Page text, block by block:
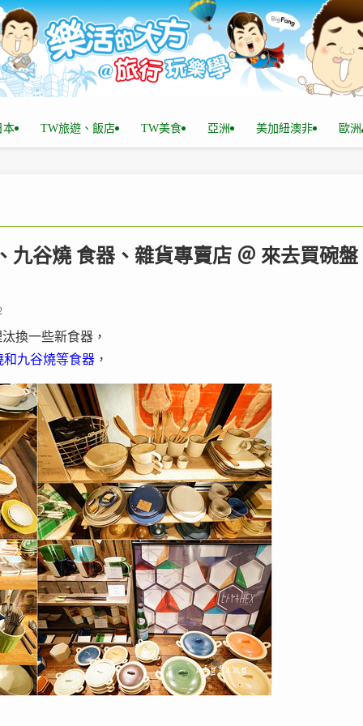
本 TW旅遊、飯店 TW美食 亞洲 美加紐澳非 歐洲
九谷燒 食器、雜貨專賣店 ＠ 來去買碗盤
換一些新食器，
和九谷燒等食器 ，